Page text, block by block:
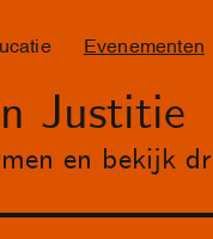
Evenementen
Justitie
en bekijk